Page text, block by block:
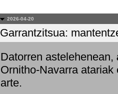
2026-04-20
Garrantzitsua:
Datorren astelehenean,
Ornitho-Navarra
arte.